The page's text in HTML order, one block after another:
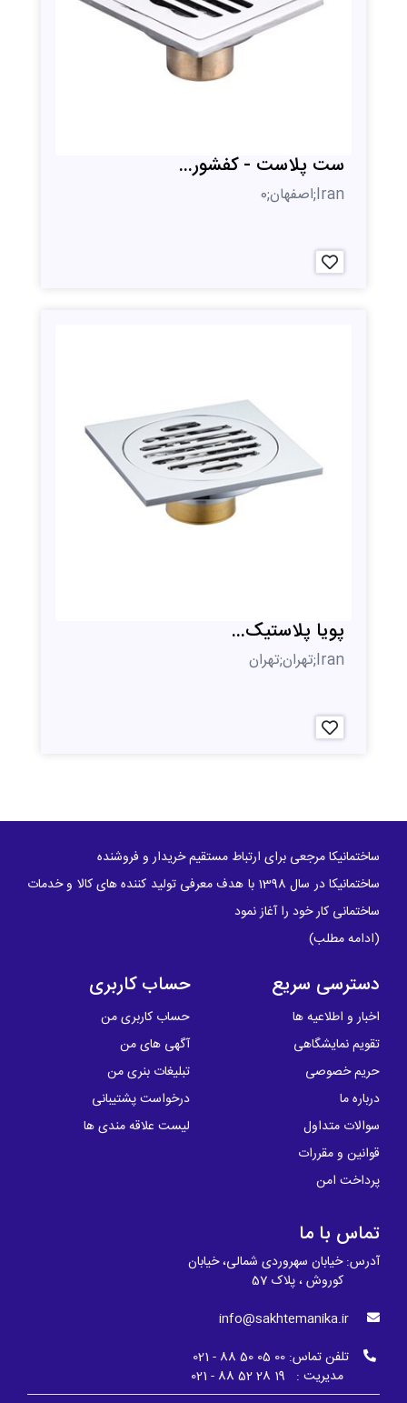
ست پلاست - کفشور...
Iran;اصفهان;0
پویا پلاستیک...
Iran;تهران;تهران
ساختمانیکا مرجعی برای ارتباط مستقیم خریدار و فروشنده
ساختمانیکا در سال 1398 با هدف معرفی تولید کننده های کالا و خدمات
ساختمانی کار خود را آغاز نمود
(ادامه مطلب)
دسترسی سریع
اخبار و اطلاعیه ها
تقویم نمایشگاهی
حریم خصوصی
درباره ما
سوالات متداول
قوانین و مقررات
پرداخت امن
حساب کاربری
حساب کاربری من
آگهی های من
تبلیغات بنری من
درخواست پشتیبانی
لیست علاقه مندی ها
تماس با ما
آدرس: خیابان سهروردی شمالی، خیابان
کوروش ، پلاک 57
info@sakhtemanika.ir
تلفن تماس: 00 05 50 88 - 021
مدیریت : 19 28 52 88 - 021